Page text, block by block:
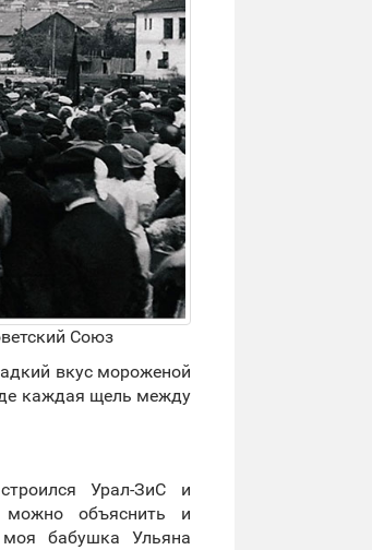
Союз
вкус мороженой
каждая щель между
Урал-ЗиС и
можно объяснить и
бабушка Ульяна